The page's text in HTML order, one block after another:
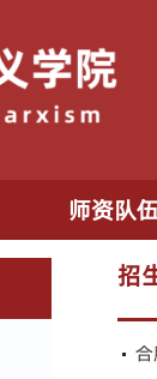
师资队
招